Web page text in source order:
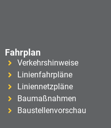
Fahrplan
Verkehrshinweise
Linienfahrpläne
Liniennetzpläne
Baumaßnahmen
Baustellenvorschau